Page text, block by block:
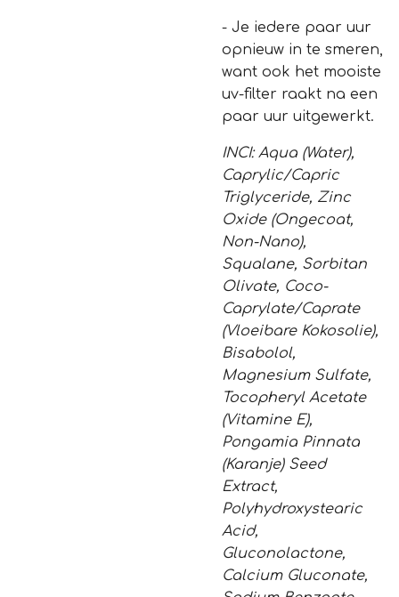
- Je iedere paar uur
opnieuw in te smeren,
want ook het mooiste
uv-filter raakt na een
paar uur uitgewerkt.
INCI: Aqua (Water),
Caprylic/Capric
Triglyceride, Zinc
Oxide (Ongecoat,
Non-Nano),
Squalane, Sorbitan
Olivate, Coco-
Caprylate/Caprate
(Vloeibare Kokosolie),
Bisabolol,
Magnesium Sulfate,
Tocopheryl Acetate
(Vitamine E),
Pongamia Pinnata
(Karanje) Seed
Extract,
Polyhydroxystearic
Acid,
Gluconolactone,
Calcium Gluconate,